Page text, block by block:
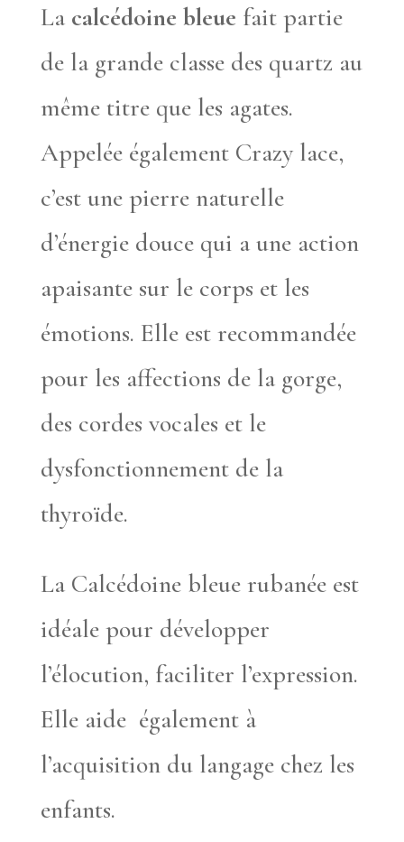
La calcédoine bleue fait partie
de la grande classe des quartz au
même titre que les agates.
Appelée également Crazy lace,
c’est une pierre naturelle
d’énergie douce qui a une action
apaisante sur le corps et les
émotions. Elle est recommandée
pour les affections de la gorge,
des cordes vocales et le
dysfonctionnement de la
thyroïde.
La Calcédoine bleue rubanée est
idéale pour développer
l’élocution, faciliter l’expression.
Elle aide également à
l’acquisition du langage chez les
enfants.